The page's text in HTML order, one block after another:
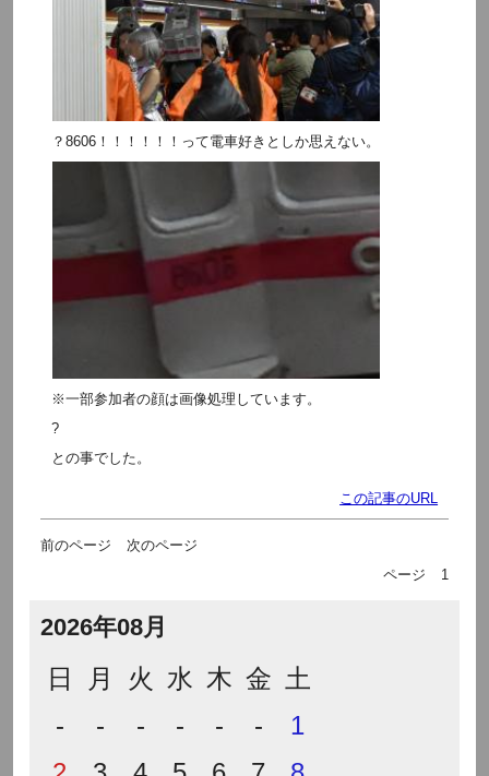
？8606！！！！！！って電車好きとしか思えない。
※一部参加者の顔は画像処理しています。
?
との事でした。
この記事のURL
前のページ
次のページ
ページ
1
2026年08月
日 月 火 水 木 金 土
-
- - - - -
1